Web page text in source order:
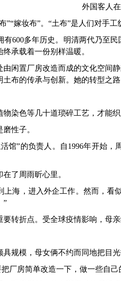
外国客人
嫁妆布”。“土布”是人们对手工
多年历史。明清两代乃至民
承载着一份别样温暖。
置厂房改造而成的文化空间静
布的传承与创新。她的转型之
色等几十道琐碎工艺，才能织
性子。
”的负责人。自1996年开始，
了周雨昕心里。
，进入外企工作。然而，看
”
折点。受全球疫情影响，母亲
模，母女俩不约而同地把目光
房简单改造一下，做一些自己